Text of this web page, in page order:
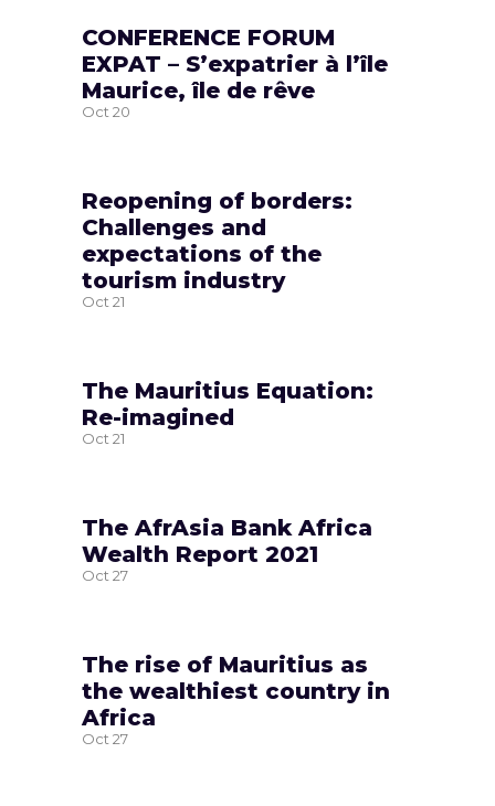
CONFERENCE FORUM
EXPAT – S’expatrier à l’île
Maurice, île de rêve
Oct 20
Reopening of borders:
Challenges and
expectations of the
tourism industry
Oct 21
The Mauritius Equation:
Re-imagined
Oct 21
The AfrAsia Bank Africa
Wealth Report 2021
Oct 27
The rise of Mauritius as
the wealthiest country in
Africa
Oct 27